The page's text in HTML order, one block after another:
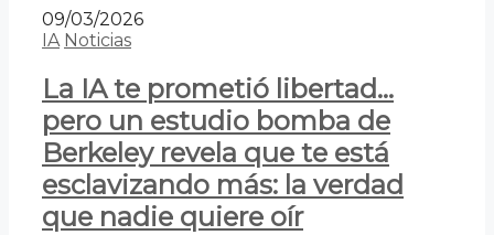
09/03/2026
IA Noticias
La IA te prometió libertad…
pero un estudio bomba de
Berkeley revela que te está
esclavizando más: la verdad
que nadie quiere oír